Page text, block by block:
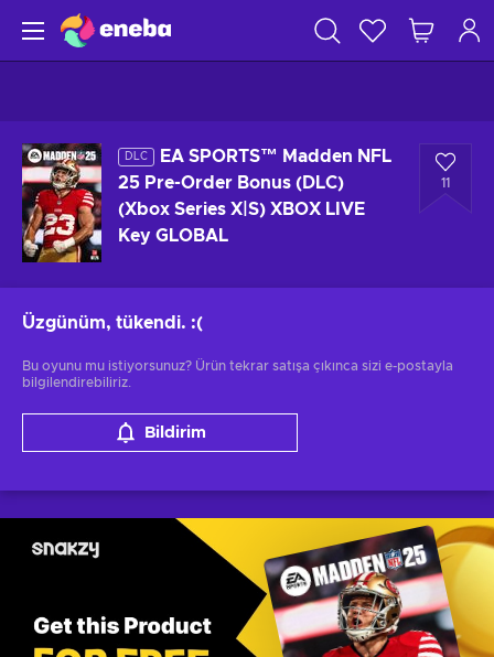
DLC
EA SPORTS™ Madden NFL
25 Pre-Order Bonus (DLC)
(Xbox Series X|S) XBOX LIVE
Key GLOBAL
11
Üzgünüm, tükendi. :(
Bu oyunu mu istiyorsunuz? Ürün tekrar satışa çıkınca sizi e-postayla
bilgilendirebiliriz.
Bildirim